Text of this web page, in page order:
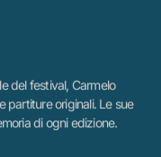
del festival, Carmelo
partiture originali. Le sue
di ogni edizione.